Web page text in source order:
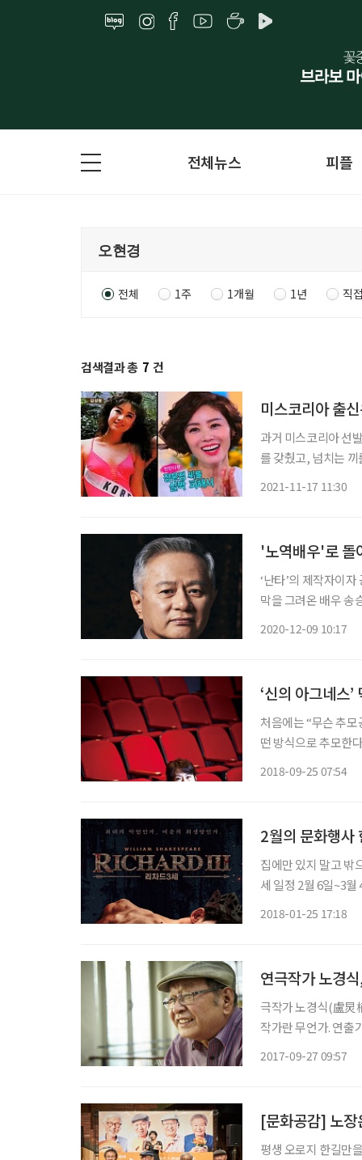
전체뉴스 피플
전체 1주 1개월 1년 직
검색결과 총 7 건
미스코리아 출
과거 미스코리아 선
를 갖췄고, 넘치는
2021-11-17 11:30
'노역배우'로 돌
‘난타’의 제작자이
막을 그려온 배우 송
2020-12-09 10:17
‘신의 아그네스
처음에는 “무슨 추
떤 방식으로 추모한
2018-09-25 07:54
2월의 문화행사
집에만 있지 말고 밖으
세 일정 2월 6일~3월
2018-01-25 17:18
연극작가 노경
극작가 노경식(盧炅植·79)에게
작가란 무언가. 연출
2017-09-27 09:57
[문화공감] 노장
평생 오로지 한길만